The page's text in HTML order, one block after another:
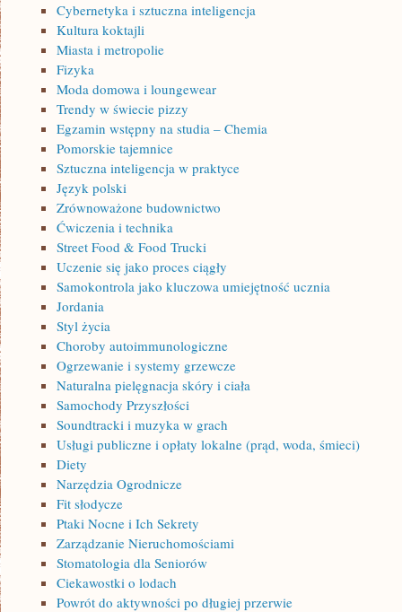
Cybernetyka i sztuczna inteligencja
Kultura koktajli
Miasta i metropolie
Fizyka
Moda domowa i loungewear
Trendy w świecie pizzy
Egzamin wstępny na studia – Chemia
Pomorskie tajemnice
Sztuczna inteligencja w praktyce
Język polski
Zrównoważone budownictwo
Ćwiczenia i technika
Street Food & Food Trucki
Uczenie się jako proces ciągły
Samokontrola jako kluczowa umiejętność ucznia
Jordania
Styl życia
Choroby autoimmunologiczne
Ogrzewanie i systemy grzewcze
Naturalna pielęgnacja skóry i ciała
Samochody Przyszłości
Soundtracki i muzyka w grach
Usługi publiczne i opłaty lokalne (prąd, woda, śmieci)
Diety
Narzędzia Ogrodnicze
Fit słodycze
Ptaki Nocne i Ich Sekrety
Zarządzanie Nieruchomościami
Stomatologia dla Seniorów
Ciekawostki o lodach
Powrót do aktywności po długiej przerwie